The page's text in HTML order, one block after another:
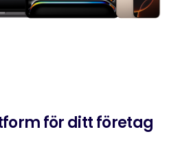
för ditt företag